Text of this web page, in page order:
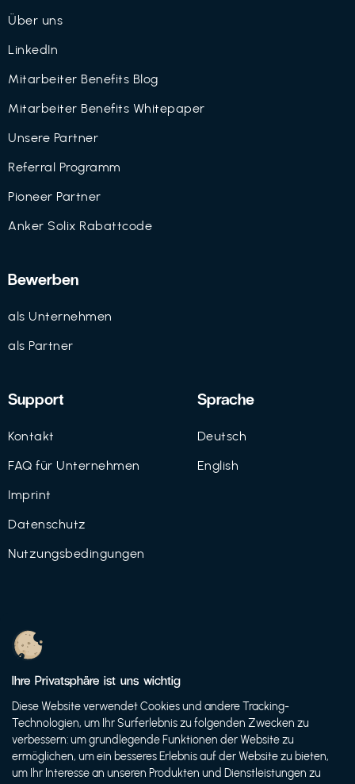
Über uns
LinkedIn
Mitarbeiter Benefits Blog
Mitarbeiter Benefits Whitepaper
Unsere Partner
Referral Programm
Pioneer Partner
Anker Solix Rabattcode
Bewerben
als Unternehmen
als Partner
Support
Kontakt
FAQ für Unternehmen
Imprint
Datenschutz
Nutzungsbedingungen
Sprache
Deutsch
English
© 2021 FutureBens GmbH
Ihre Privatsphäre ist uns wichtig
Diese Website verwendet Cookies und andere Tracking-
Technologien, um Ihr Surferlebnis zu folgenden Zwecken zu
verbessern: um grundlegende Funktionen der Website zu
ermöglichen, um ein besseres Erlebnis auf der Website zu bieten,
um Ihr Interesse an unseren Produkten und Dienstleistungen zu